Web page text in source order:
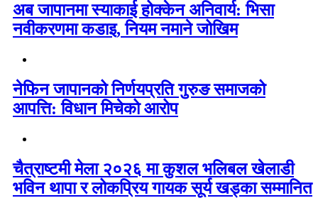
अब जापानमा स्याकाई होक्केन अनिवार्य: भिसा
नवीकरणमा कडाइ, नियम नमाने जोखिम
नेफिन जापानको निर्णयप्रति गुरुङ समाजको
आपत्ति: विधान मिचेको आरोप
चैत्राष्टमी मेला २०२६ मा कुशल भलिबल खेलाडी
भविन थापा र लोकप्रिय गायक सूर्य खड्का सम्मानित